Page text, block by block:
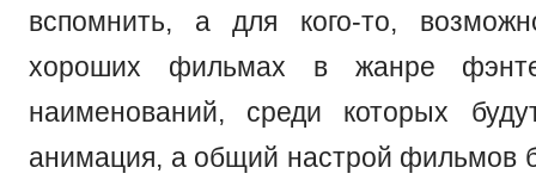
вспомнить, а для кого-то,
хороших фильмах в жанре
наименований, среди которых
анимация, а общий настрой фильмов